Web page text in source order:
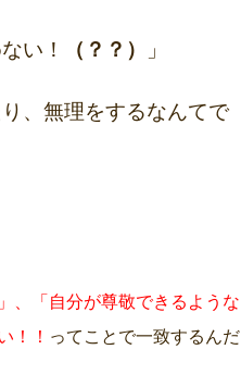
い！ （？？） 」
、無理をするなんてで
、「自分が尊敬できるような
！！ ってことで一致するんだ